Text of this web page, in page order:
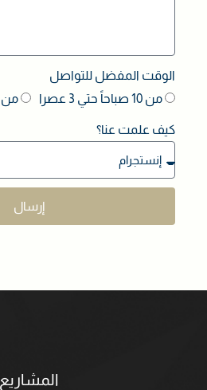
الوقت المفضل للتواصل
من 10 صباحاً حتي 3 عصرا
من 3 عصرا حتي 7 مساء
كيف علمت عنا؟
إرسال
المشاريع